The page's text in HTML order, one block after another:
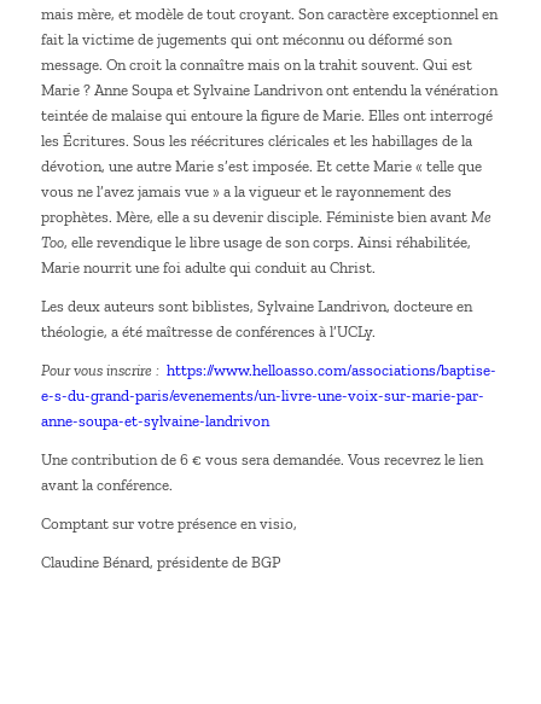
mais mère, et modèle de tout croyant. Son caractère exceptionnel en
fait la victime de jugements qui ont méconnu ou déformé son
message. On croit la connaître mais on la trahit souvent. Qui est
Marie ? Anne Soupa et Sylvaine Landrivon ont entendu la vénération
teintée de malaise qui entoure la figure de Marie. Elles ont interrogé
les Écritures. Sous les réécritures cléricales et les habillages de la
dévotion, une autre Marie s’est imposée. Et cette Marie « telle que
vous ne l’avez jamais vue » a la vigueur et le rayonnement des
prophètes. Mère, elle a su devenir disciple. Féministe bien avant Me
Too, elle revendique le libre usage de son corps. Ainsi réhabilitée,
Marie nourrit une foi adulte qui conduit au Christ.
Les deux auteurs sont biblistes, Sylvaine Landrivon, docteure en
théologie, a été maîtresse de conférences à l’UCLy.
Pour vous inscrire : https://www.helloasso.com/associations/baptise-
e-s-du-grand-paris/evenements/un-livre-une-voix-sur-marie-par-
anne-soupa-et-sylvaine-landrivon
Une contribution de 6 € vous sera demandée. Vous recevrez le lien
avant la conférence.
Comptant sur votre présence en visio,
Claudine Bénard, présidente de BGP